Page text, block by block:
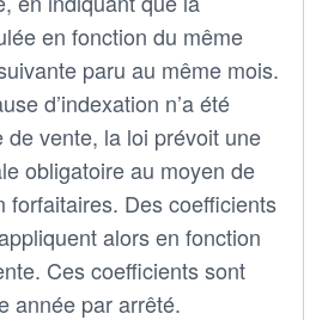
en fonction du même
paru au même mois.
d’indexation n’a été
de vente, la loi prévoit une
obligatoire au moyen de
forfaitaires. Des coefficients
alors en fonction
Ces coefficients sont
année par arrêté.